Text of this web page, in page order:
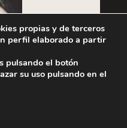
propias y de terceros
perfil elaborado a partir
pulsando el botón
su uso pulsando en el